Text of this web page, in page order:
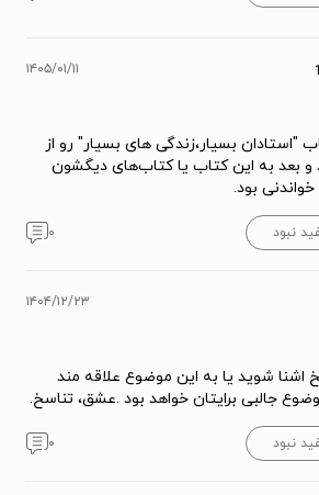
۱۴۰۵/۰۱/۱۱
"استادان بسیار،زندگی های بسیار" رو از
و بعد به این کتاب یا کتاب‌های دیگشون
بود.
نبود ۰
۱۴۰۴/۱۲/۲۳
اشنا شوید یا به این موضوع علاقه مند
جالبی برایتان خواهد بود .عشق، تناسخ.
نبود ۰